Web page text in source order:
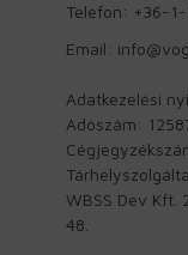
Telefon: +36-
Email:
Adatkezelési
Adószám:
WBSS Dev Kft.
48.